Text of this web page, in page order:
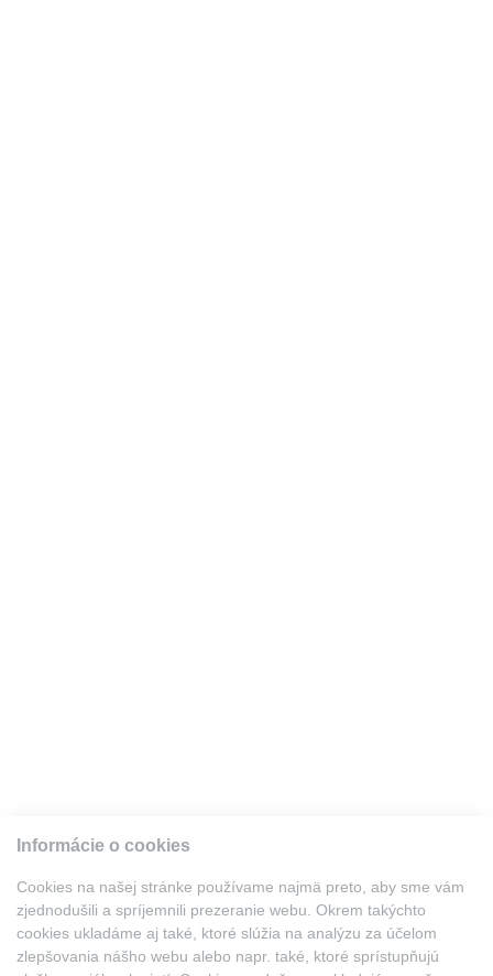
Zwirn 3
Informácie o cookies
Cookies na našej stránke používame najmä preto, aby sme vám
zjednodušili a spríjemnili prezeranie webu. Okrem takýchto
cookies ukladáme aj také, ktoré slúžia na analýzu za účelom
zlepšovania nášho webu alebo napr. také, ktoré sprístupňujú